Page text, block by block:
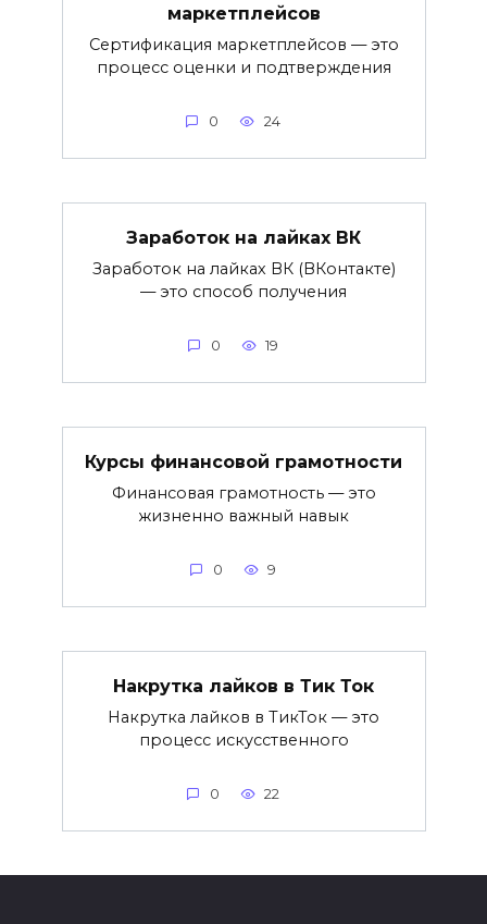
маркетплейсов
Сертификация маркетплейсов — это
процесс оценки и подтверждения
0 24
Заработок на лайках ВК
Заработок на лайках ВК (ВКонтакте)
— это способ получения
0 19
Курсы финансовой грамотности
Финансовая грамотность — это
жизненно важный навык
0 9
Накрутка лайков в Тик Ток
Накрутка лайков в ТикТок — это
процесс искусственного
0 22